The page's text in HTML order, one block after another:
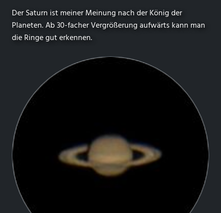
Der Saturn ist meiner Meinung nach der König der
Planeten. Ab 30-facher Vergrößerung aufwärts kann man
die Ringe gut erkennen.